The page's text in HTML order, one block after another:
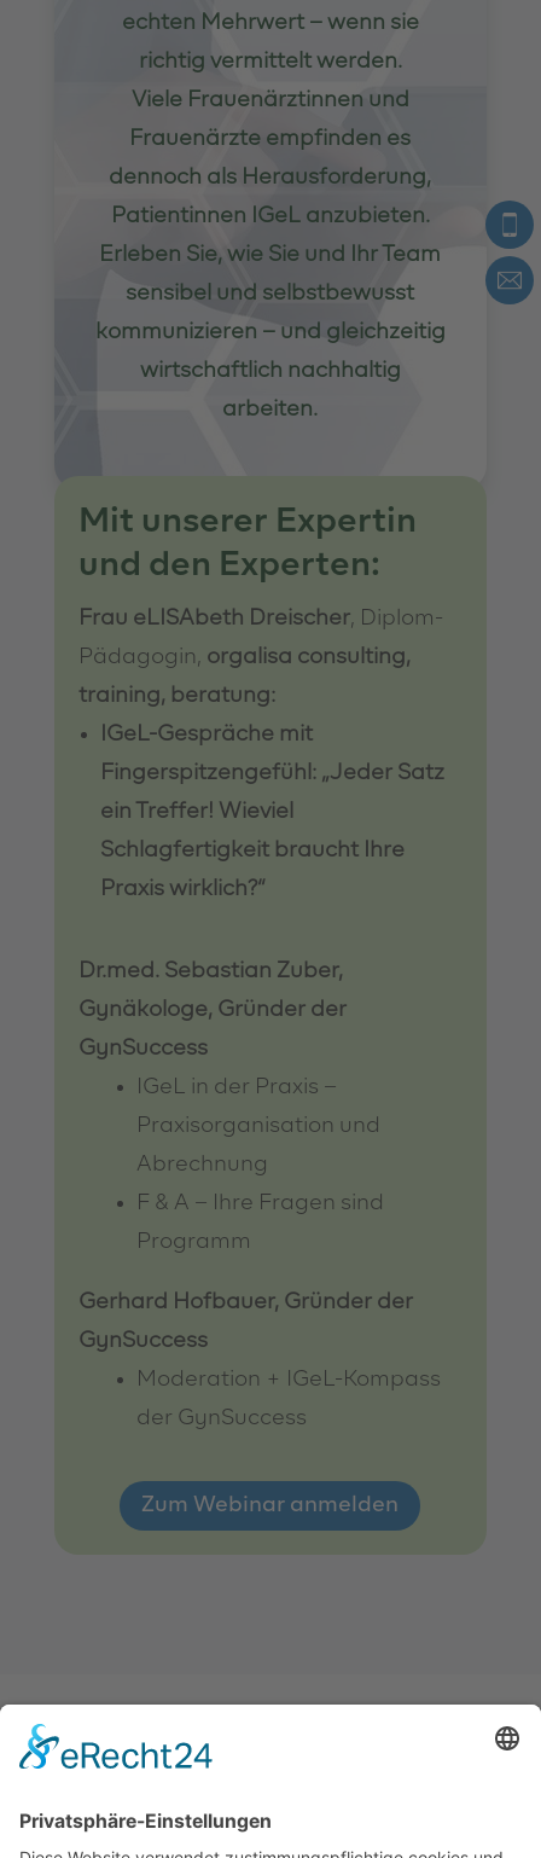
Mit unserer Expertin
und den Experten:
Frau eLISAbeth Dreischer, Diplom-
Pädagogin, orgalisa consulting,
training, beratung:
IGeL-Gespräche mit
Fingerspitzengefühl: „Jeder Satz
ein Treffer! Wieviel
Schlagfertigkeit braucht Ihre
Praxis wirklich?“
Dr.med. Sebastian Zuber,
Gynäkologe, Gründer der
GynSuccess
IGeL in der Praxis –
Praxisorganisation und
Abrechnung
F & A – Ihre Fragen sind
Programm
Gerhard Hofbauer, Gründer der
GynSuccess
Moderation + IGeL-Kompass
der GynSuccess
Zum Webinar anmelden
echten Mehrwert – wenn sie
richtig vermittelt werden.
Viele Frauenärztinnen und
Frauenärzte empfinden es
dennoch als Herausforderung,
Patientinnen IGeL anzubieten.
Erleben Sie, wie Sie und Ihr Team
sensibel und selbstbewusst
kommunizieren – und gleichzeitig
wirtschaftlich nachhaltig
arbeiten.